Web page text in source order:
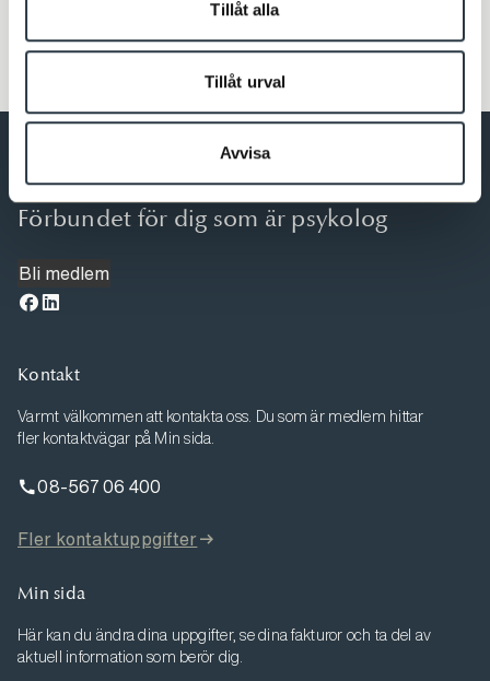
Tillåt alla
Tillåt urval
Avvisa
Förbundet för dig som är psykolog
Bli medlem
Kontakt
Varmt välkommen att kontakta oss. Du som är medlem hittar
fler kontaktvägar på Min sida.
08-567 06 400
Fler kontaktuppgifter
Min sida
Här kan du ändra dina uppgifter, se dina fakturor och ta del av
aktuell information som berör dig.